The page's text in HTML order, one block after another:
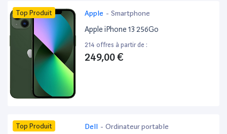
Top Produit Apple - Smartphone
Apple iPhone 13 256Go
214 offres à partir de :
249,00 €
Top Produit Dell - Ordinateur portable